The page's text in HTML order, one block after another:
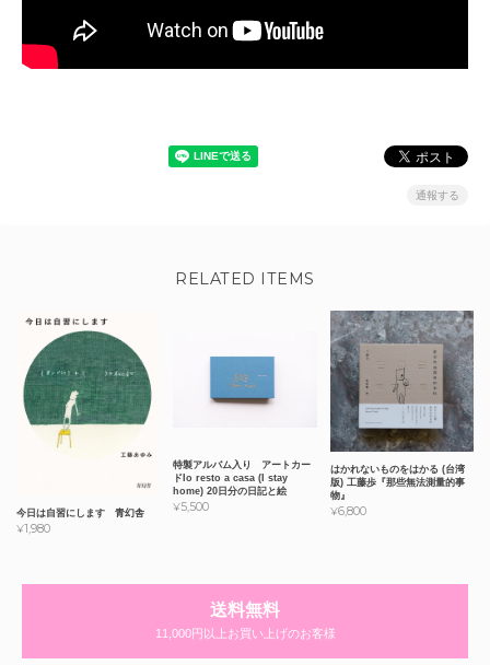
通報する
RELATED ITEMS
今日は自習にします 青幻舎
¥1,980
特製アルバム入り アートカー
ドIo resto a casa (I stay
home) 20日分の日記と絵
¥5,500
はかれないものをはかる (台湾
版) 工藤歩『那些無法測量的事
物』
¥6,800
送料無料
11,000円以上お買い上げのお客様